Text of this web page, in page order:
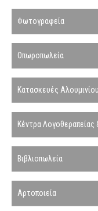
Φωτογραφεία
Οπωροπωλεία
Κατασκευές Αλουμινίου
Κέντρα Λογοθεραπείας
Βιβλιοπωλεία
Αρτοποιεία